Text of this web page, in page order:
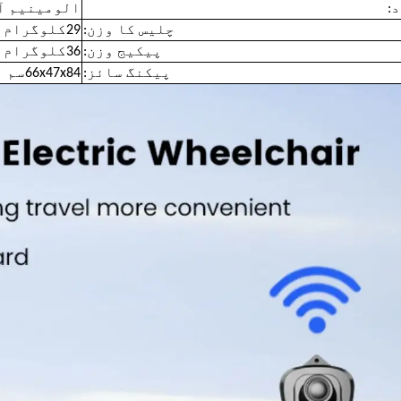
الومینیم
چلیس کا وزن: 29کلوگرام
پیکیج وزن: 36کلوگرام
پیکنگ سائز: 66x47x84سم